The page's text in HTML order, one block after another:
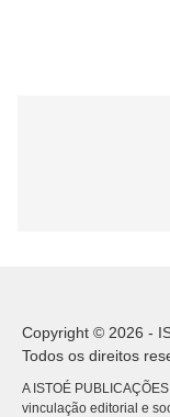
Copyright © 2026 -
Todos os direitos
A ISTOÉ
vinculação editorial e